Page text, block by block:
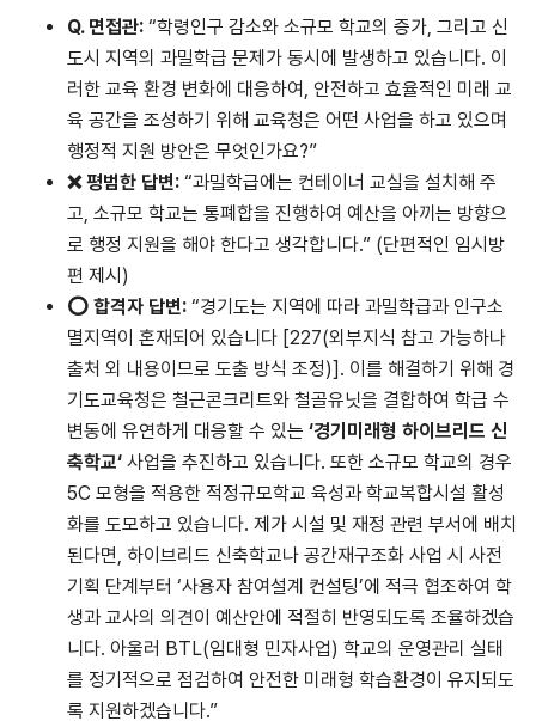
Q. 면접관: “학령인구 감소와 소규모 학교의 증가, 그리고 신
도시 지역의 과밀학급 문제가 동시에 발생하고 있습니다. 이
러한 교육 환경 변화에 대응하여, 안전하고 효율적인 미래 교
육 공간을 조성하기 위해 교육청은 어떤 사업을 하고 있으며
행정적 지원 방안은 무엇인가요?”
❌ 평범한 답변: “과밀학급에는 컨테이너 교실을 설치해 주
고, 소규모 학교는 통폐합을 진행하여 예산을 아끼는 방향으
로 행정 지원을 해야 한다고 생각합니다.” (단편적인 임시방
편 제시)
⭕ 합격자 답변: “경기도는 지역에 따라 과밀학급과 인구소
멸지역이 혼재되어 있습니다 [227(외부지식 참고 가능하나
출처 외 내용이므로 도출 방식 조정)]. 이를 해결하기 위해 경
기도교육청은 철근콘크리트와 철골유닛을 결합하여 학급 수
변동에 유연하게 대응할 수 있는 ‘경기미래형 하이브리드 신
축학교‘ 사업을 추진하고 있습니다. 또한 소규모 학교의 경우
5C 모형을 적용한 적정규모학교 육성과 학교복합시설 활성
화를 도모하고 있습니다. 제가 시설 및 재정 관련 부서에 배치
된다면, 하이브리드 신축학교나 공간재구조화 사업 시 사전
기획 단계부터 ‘사용자 참여설계 컨설팅’에 적극 협조하여 학
생과 교사의 의견이 예산안에 적절히 반영되도록 조율하겠습
니다. 아울러 BTL(임대형 민자사업) 학교의 운영관리 실태
를 정기적으로 점검하여 안전한 미래형 학습환경이 유지되도
록 지원하겠습니다.”